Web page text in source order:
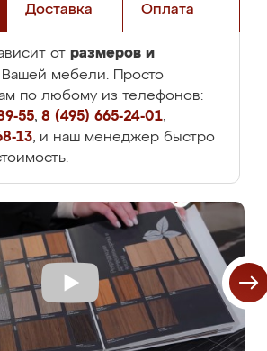
Доставка Оплата
от размеров и
Вашей мебели. Просто
по любому из телефонов:
55, 8 (495) 665-24-01,
13, и наш менеджер быстро